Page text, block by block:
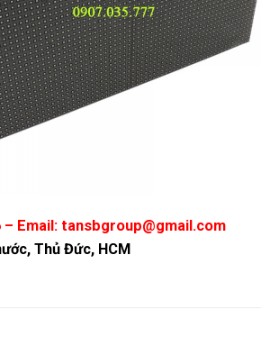
– Email: tansbgroup@gmail.com
Thủ Đức, HCM